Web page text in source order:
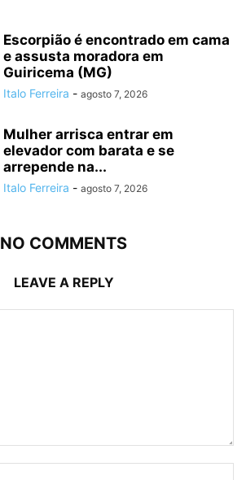
Escorpião é encontrado em cama
e assusta moradora em
Guiricema (MG)
Italo Ferreira - agosto 7, 2026
Mulher arrisca entrar em
elevador com barata e se
arrepende na...
Italo Ferreira - agosto 7, 2026
NO COMMENTS
LEAVE A REPLY